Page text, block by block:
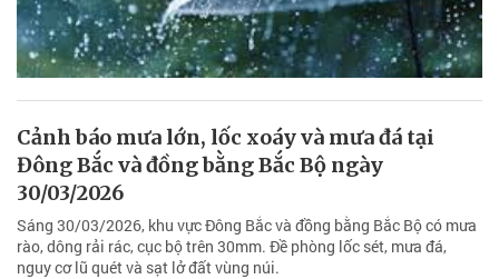
Cảnh báo mưa lớn, lốc xoáy và mưa đá tại
Đông Bắc và đồng bằng Bắc Bộ ngày
30/03/2026
Sáng 30/03/2026, khu vực Đông Bắc và đồng bằng Bắc Bộ có mưa
rào, dông rải rác, cục bộ trên 30mm. Đề phòng lốc sét, mưa đá,
nguy cơ lũ quét và sạt lở đất vùng núi.